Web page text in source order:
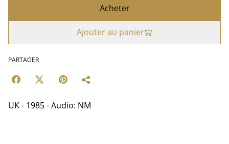
Acheter
Ajouter au panier
PARTAGER
UK - 1985 - Audio: NM